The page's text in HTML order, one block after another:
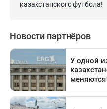
казахстанского футбола!